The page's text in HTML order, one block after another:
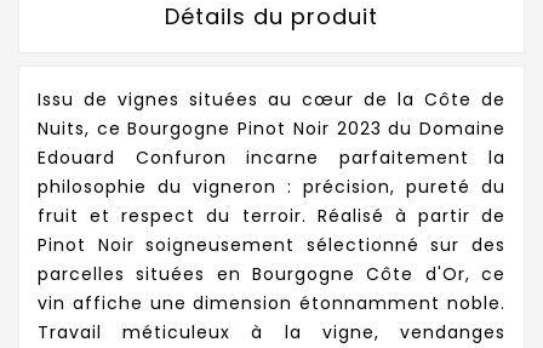
Détails du produit
Issu de vignes situées au cœur de la Côte de
Nuits, ce Bourgogne Pinot Noir 2023 du Domaine
Edouard Confuron incarne parfaitement la
philosophie du vigneron : précision, pureté du
fruit et respect du terroir. Réalisé à partir de
Pinot Noir soigneusement sélectionné sur des
parcelles situées en Bourgogne Côte d'Or, ce
vin affiche une dimension étonnamment noble.
Travail méticuleux à la vigne, vendanges